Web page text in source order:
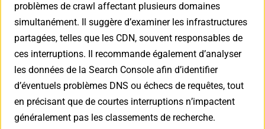
problèmes de crawl affectant plusieurs domaines
simultanément. Il suggère d’examiner les infrastructures
partagées, telles que les CDN, souvent responsables de
ces interruptions. Il recommande également d’analyser
les données de la Search Console afin d’identifier
d’éventuels problèmes DNS ou échecs de requêtes, tout
en précisant que de courtes interruptions n’impactent
généralement pas les classements de recherche.